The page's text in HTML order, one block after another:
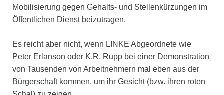
Mobilisierung gegen Gehalts- und Stellenkürzungen im
Öffentlichen Dienst beizutragen.
Es reicht aber nicht, wenn LINKE Abgeordnete wie
Peter Erlanson oder K.R. Rupp bei einer Demonstration
von Tausenden von Arbeitnehmern mal eben aus der
Bürgerschaft kommen, um ihr Gesicht (bzw. ihren roten